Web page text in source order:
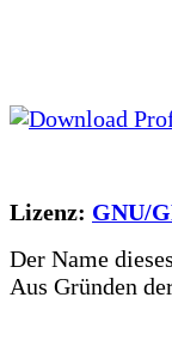
Lizenz: GNU/
Der Name
Aus Gründen